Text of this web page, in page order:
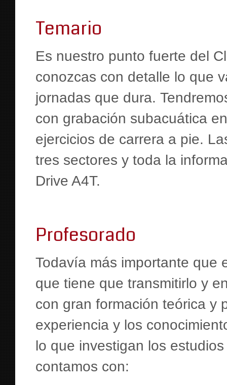
Temario
Es nuestro punto fuerte del
conozcas con detalle lo que
jornadas que dura.
con grabación subacuática
ejercicios de carrera a pie.
tres sectores y toda la
Drive A4T.
Profesorado
Todavía más importante que
que tiene que transmitirlo y
con gran formación teórica y
experiencia y los
lo que investigan los
contamos con: